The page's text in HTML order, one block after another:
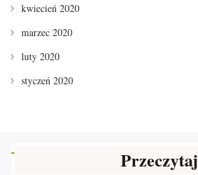
kwiecień 2020
marzec 2020
luty 2020
styczeń 2020
Przeczytaj